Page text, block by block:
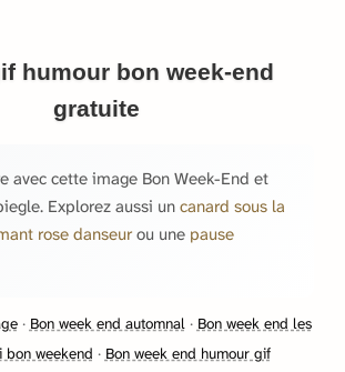
humour bon week-end
gratuite
avec cette image Bon Week-End et
Explorez aussi un canard sous la
rose danseur ou une pause
· Bon week end automnal· Bon week end les
bon weekend · Bon week end humour gif